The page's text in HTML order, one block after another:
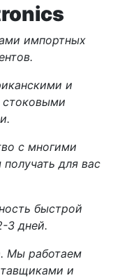
импортных
и
стоковыми
с многими
для вас
быстрой
3 дней.
Мы работаем
и